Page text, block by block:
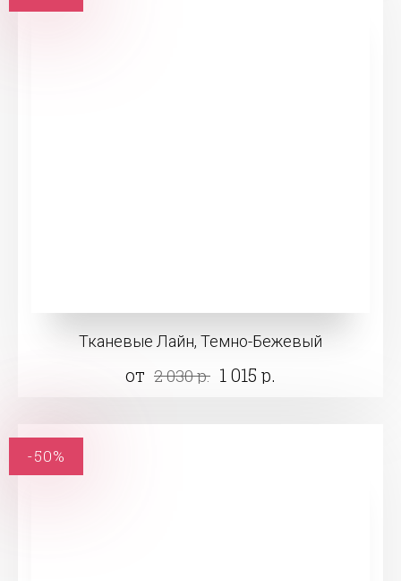
Тканевые Лайн, Темно-Бежевый
от 2 030 р. 1 015 р.
-50%